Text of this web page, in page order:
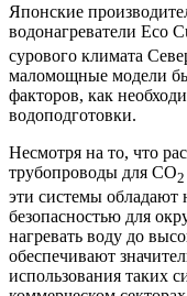
Японские
водонагреватели Eco
сурового климата
маломощные модели
факторов, как
водоподготовки.
Несмотря на то, что
трубопроводы для CO2
эти системы
безопасностью для
нагревать воду до
обеспечивают
использования таких